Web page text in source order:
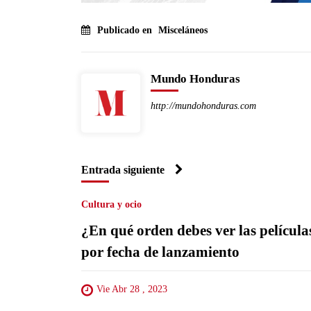
Publicado en Misceláneos
Mundo Honduras
http://mundohonduras.com
Entrada siguiente
Cultura y ocio
¿En qué orden debes ver las
por fecha de lanzamiento
Vie Abr 28 , 2023